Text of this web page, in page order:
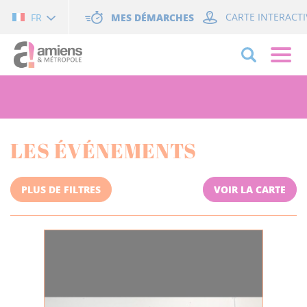
FR MES DÉMARCHES CARTE
LES ÉVÉNEMENTS
PLUS DE FILTRES VOIR LA CARTE